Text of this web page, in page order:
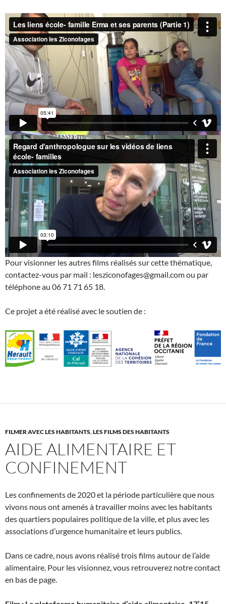
Pour visionner les autres films réalisés sur cette thématique,
contactez-vous par mail : lesziconofages@gmail.com ou par
téléphone au 06 71 71 65 18.
Ce projet a été réalisé avec le soutien de :
FILMER AVEC LES HABITANTS,LES FILMS DES HABITANTS
AIDE ALIMENTAIRE ET
CONFINEMENT
Les confinements de 2020 et la période particulière que nous
vivons nous ont amenés à travailler moins avec les habitants
des quartiers populaires politique de la ville, et plus avec les
associations d’urgence humanitaire et leurs publics.
Dans ce cadre, nous avons réalisé trois films autour de l’aide
alimentaire. Pour les visionnez, vous retrouverez notre contact
en bas de page.